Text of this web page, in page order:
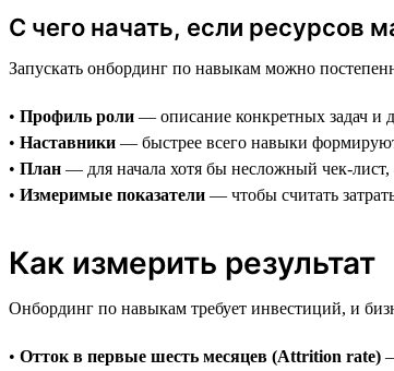
С чего начать, если ресурсов
Запускать онбординг по навыкам можно
• Профиль роли — описание конкретных задач и
• Наставники — быстрее всего навыки
• План — для начала хотя бы несложный чек-
• Измеримые показатели — чтобы считать
Как измерить результат
Онбординг по навыкам требует инвестиций, и
• Отток в первые шесть месяцев (Attrition rate)